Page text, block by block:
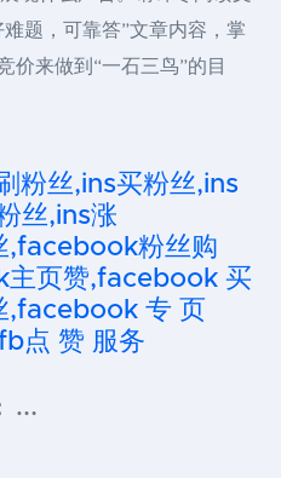
题，可靠答”文章内容，掌
来做到“一石三鸟”的目
粉丝,ins买粉丝,ins
丝,ins涨
,facebook粉丝购
页赞,facebook 买
专 页
点 赞 服务
…